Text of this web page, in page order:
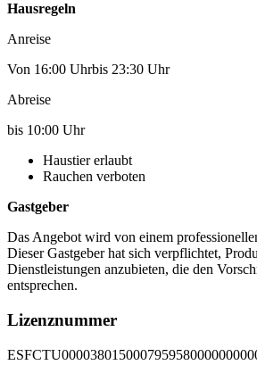
Hausregeln
Anreise
Von 16:00 Uhrbis 23:30 Uhr
Abreise
bis 10:00 Uhr
Haustier erlaubt
Rauchen verboten
Gastgeber
Das Angebot wird von einem
Dieser Gastgeber hat sich verpflichtet,
Dienstleistungen anzubieten, die den
entsprechen.
Lizenznummer